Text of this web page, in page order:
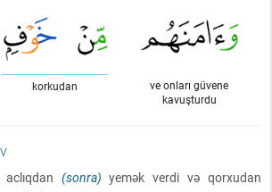
ve onları güvene
kavuşturdu
korkudan
(sonra) yemək verdi və qorxudan